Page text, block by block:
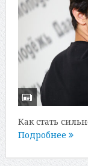
Как стать
Подробнее